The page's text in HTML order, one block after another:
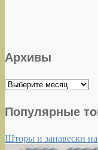
Архивы
Архивы
Популярные
Шторы и занавески